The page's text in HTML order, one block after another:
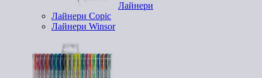
Лайнери
Лайнери Copic
Лайнери Winsor